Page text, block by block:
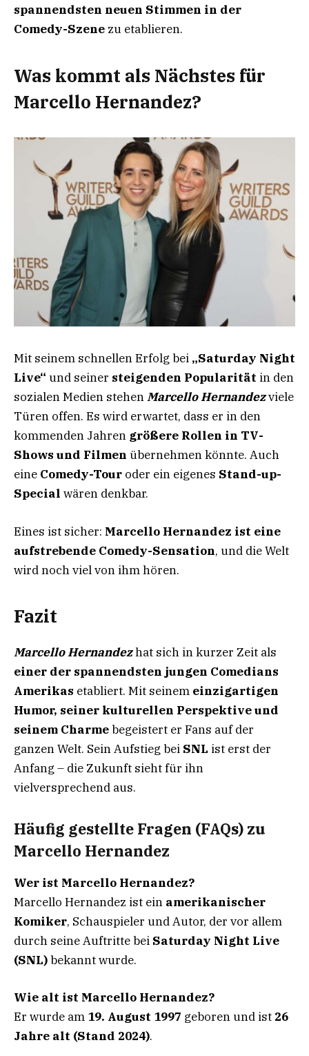
spannendsten neuen Stimmen in der
Comedy-Szene zu etablieren.
Was kommt als Nächstes für
Marcello Hernandez?
Mit seinem schnellen Erfolg bei „Saturday Night
Live“ und seiner steigenden Popularität in den
sozialen Medien stehenMarcello Hernandezviele
Türen offen. Es wird erwartet, dass er in den
kommenden Jahren größere Rollen in TV-
Shows und Filmen übernehmen könnte. Auch
eine Comedy-Tour oder ein eigenes Stand-up-
Special wären denkbar.
Eines ist sicher: Marcello Hernandez ist eine
aufstrebende Comedy-Sensation, und die Welt
wird noch viel von ihm hören.
Fazit
Marcello Hernandezhat sich in kurzer Zeit als
einer der spannendsten jungen Comedians
Amerikas etabliert. Mit seinem einzigartigen
Humor, seiner kulturellen Perspektive und
seinem Charmebegeistert er Fans auf der
ganzen Welt. Sein Aufstieg bei SNL ist erst der
Anfang – die Zukunft sieht für ihn
vielversprechend aus.
Häufig gestellte Fragen (FAQs) zu
Marcello Hernandez
Wer ist Marcello Hernandez?
Marcello Hernandez ist ein amerikanischer
Komiker, Schauspieler und Autor, der vor allem
durch seine Auftritte bei Saturday Night Live
(SNL)bekannt wurde.
Wie alt ist Marcello Hernandez?
Er wurde am 19. August 1997 geboren und ist 26
Jahre alt (Stand 2024).